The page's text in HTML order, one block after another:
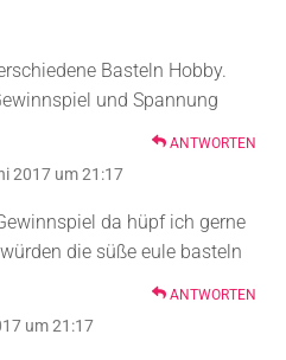
Basteln Hobby.
und Spannung
ANTWORTEN
2017 um 21:17
da hüpf ich gerne
die süße eule basteln
ANTWORTEN
um 21:17